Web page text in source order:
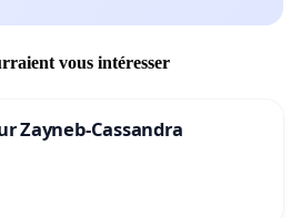
vous intéresser
Zayneb-Cassandra